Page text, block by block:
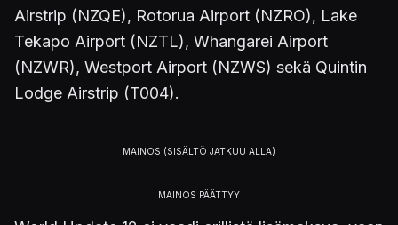
Airstrip (NZQE), Rotorua Airport (NZRO), Lake
Tekapo Airport (NZTL), Whangarei Airport
(NZWR), Westport Airport (NZWS) sekä Quintin
Lodge Airstrip (T004).